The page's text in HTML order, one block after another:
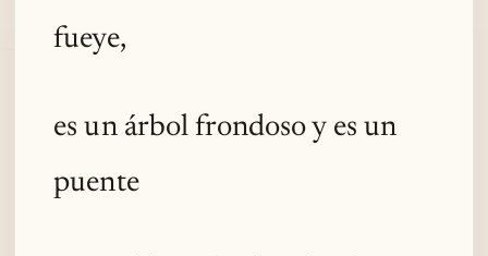
fueye,
es un árbol frondoso y es un
puente